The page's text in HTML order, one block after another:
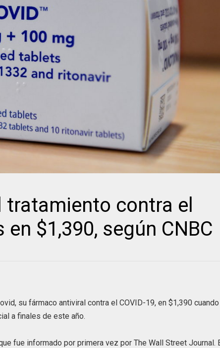
contra el
$1,390, según CNBC
su fármaco antiviral contra el COVID-19, en $1,390
a finales de este año.
fue informado por primera vez por The Wall Street Journal.